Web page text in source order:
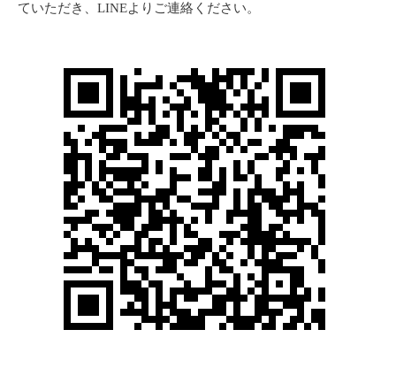
ていただき、LINEよりご連絡ください。